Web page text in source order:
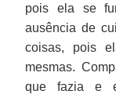
pois ela se
ausência de
coisas, pois
mesmas.
que fazia e